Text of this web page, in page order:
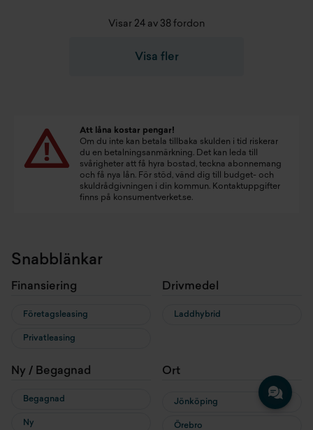
Visar 24 av 38 fordon
Visa fler
Att låna kostar pengar!
Om du inte kan betala tillbaka skulden i tid riskerar
du en betalningsanmärkning. Det kan leda till
svårigheter att få hyra bostad, teckna abonnemang
och få nya lån. För stöd, vänd dig till budget- och
skuldrådgivningen i din kommun. Kontaktuppgifter
finns på konsumentverket.se.
Snabblänkar
Finansiering
Företagsleasing
Privatleasing
Drivmedel
Laddhybrid
Ny / Begagnad
Begagnad
Ny
Ort
Jönköping
Örebro